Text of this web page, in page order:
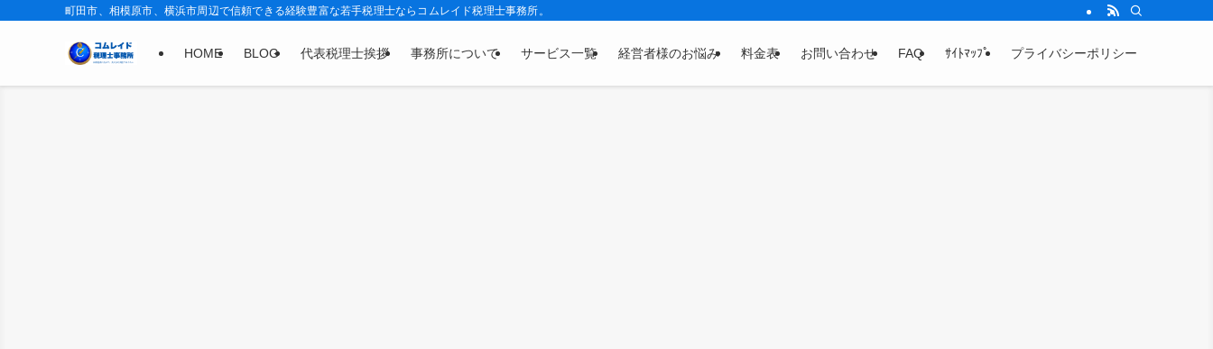
町田市、相模原市、横浜市周辺で信頼できる経験豊富な若手税理士ならコムレイド税理士事務所。
HOME BLOG 代表税理士挨拶 事務所について サービス一覧 経営者様のお悩み 料金表 お問い合わせ FAQ ｻｲﾄﾏｯﾌﾟ プライバシーポリシー